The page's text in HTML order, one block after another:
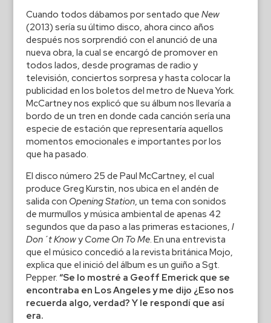
Cuando todos dábamos por sentado que New
(2013) sería su último disco, ahora cinco años
después nos sorprendió con el anunció de una
nueva obra, la cual se encargó de promover en
todos lados, desde programas de radio y
televisión, conciertos sorpresa y hasta colocar la
publicidad en los boletos del metro de Nueva York.
McCartney nos explicó que su álbum nos llevaría a
bordo de un tren en donde cada canción sería una
especie de estación que representaría aquellos
momentos emocionales e importantes por los
que ha pasado.
El disco número 25 de Paul McCartney, el cual
produce Greg Kurstin, nos ubica en el andén de
salida con OpeningStation, un tema con sonidos
de murmullos y música ambiental de apenas 42
segundos que da paso a las primeras estaciones, I
Don´t Knowy Come On To Me. En una entrevista
que el músico concedió a la revista británica Mojo,
explica que el inició del álbum es un guiño a Sgt.
Pepper. “Se lo mostré a Geoff Emerick que se
encontraba en Los Angeles y me dijo ¿Eso nos
recuerda algo, verdad? Y le respondí que así
era.